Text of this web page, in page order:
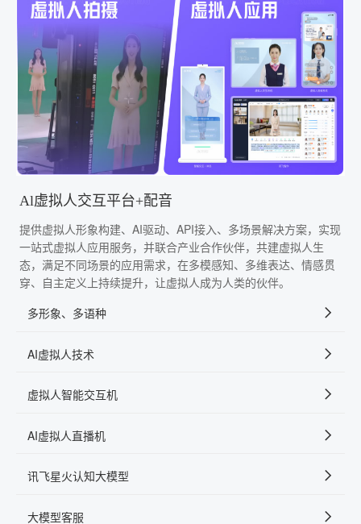
Al虚拟人交互平台+配音
提供虚拟人形象构建、AI驱动、API接入、多场景解决方案，实现
一站式虚拟人应用服务，并联合产业合作伙伴，共建虚拟人生
态，满足不同场景的应用需求，在多模感知、多维表达、情感贯
穿、自主定义上持续提升，让虚拟人成为人类的伙伴。
多形象、多语种
AI虚拟人技术
虚拟人智能交互机
AI虚拟人直播机
讯飞星火认知大模型
大模型客服